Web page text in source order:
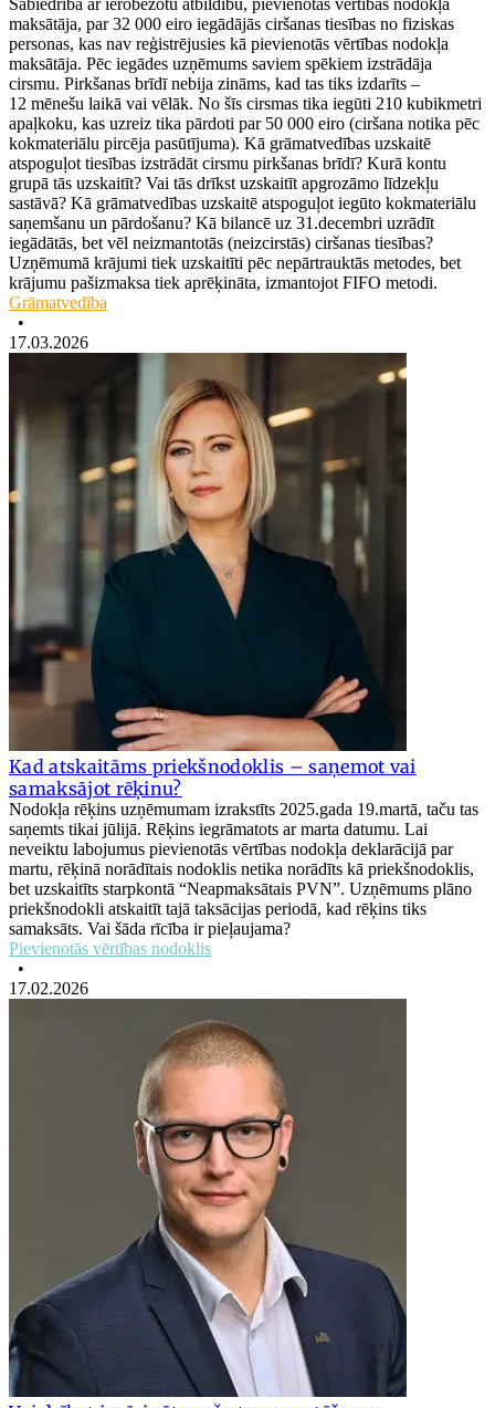
Sabiedrība ar ierobežotu atbildību, pievienotās vērtības nodokļa
maksātāja, par 32 000 eiro iegādājās ciršanas tiesības no fiziskas
personas, kas nav reģistrējusies kā pievienotās vērtības nodokļa
maksātāja. Pēc iegādes uzņēmums saviem spēkiem izstrādāja
cirsmu. Pirkšanas brīdī nebija zināms, kad tas tiks izdarīts –
12 mēnešu laikā vai vēlāk. No šīs cirsmas tika iegūti 210 kubikmetri
apaļkoku, kas uzreiz tika pārdoti par 50 000 eiro (ciršana notika pēc
kokmateriālu pircēja pasūtījuma). Kā grāmatvedības uzskaitē
atspoguļot tiesības izstrādāt cirsmu pirkšanas brīdī? Kurā kontu
grupā tās uzskaitīt? Vai tās drīkst uzskaitīt apgrozāmo līdzekļu
sastāvā? Kā grāmatvedības uzskaitē atspoguļot iegūto kokmateriālu
saņemšanu un pārdošanu? Kā bilancē uz 31.decembri uzrādīt
iegādātās, bet vēl neizmantotās (neizcirstās) ciršanas tiesības?
Uzņēmumā krājumi tiek uzskaitīti pēc nepārtrauktās metodes, bet
krājumu pašizmaksa tiek aprēķināta, izmantojot FIFO metodi.
Grāmatvedība
•
17.03.2026
Kad atskaitāms priekšnodoklis – saņemot vai
samaksājot rēķinu?
Nodokļa rēķins uzņēmumam izrakstīts 2025.gada 19.martā, taču tas
saņemts tikai jūlijā. Rēķins iegrāmatots ar marta datumu. Lai
neveiktu labojumus pievienotās vērtības nodokļa deklarācijā par
martu, rēķinā norādītais nodoklis netika norādīts kā priekšnodoklis,
bet uzskaitīts starpkontā “Neapmaksātais PVN”. Uzņēmums plāno
priekšnodokli atskaitīt tajā taksācijas periodā, kad rēķins tiks
samaksāts. Vai šāda rīcība ir pieļaujama?
Pievienotās vērtības nodoklis
•
17.02.2026